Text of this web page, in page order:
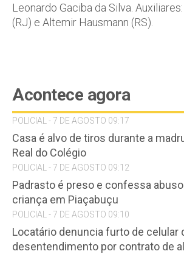
Leonardo Gaciba da Silva.
(RJ) e Altemir Hausmann (RS).
Acontece agora
POLICIAL - 7 DE AGOSTO 09:17
Casa é alvo de tiros durante a
Real do Colégio
POLICIAL - 7 DE AGOSTO 09:12
Padrasto é preso e confessa
criança em Piaçabuçu
POLICIAL - 7 DE AGOSTO 09:10
Locatário denuncia furto de celular
desentendimento por contrato de